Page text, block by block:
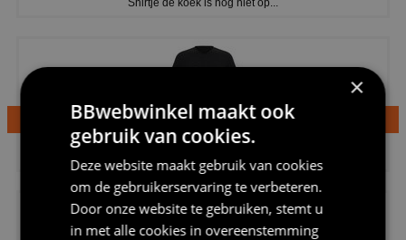
€24,95
×
BBwebwinkel maakt ook
gebruik van cookies.
Deze website maakt gebruik van cookies
om de gebruikerservaring te verbeteren.
Door onze website te gebruiken, stemt u
in met alle cookies in overeenstemming